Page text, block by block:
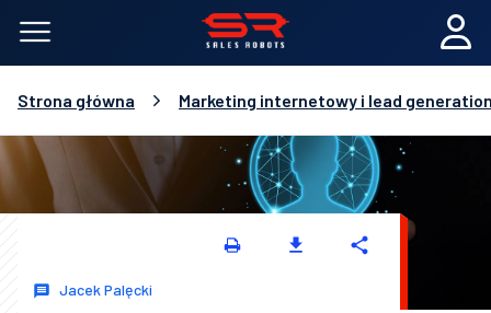
Strona główna Marketing internetowy i lead
Jacek Palęcki